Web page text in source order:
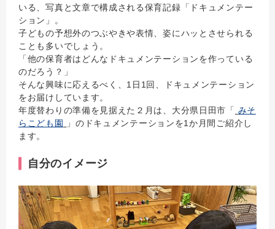
いる、写真と文章で構成される保育記録「ドキュメンテー
ション」。
子どもの予想外のつぶやきや表情、姿にハッとさせられる
ことも多いでしょう。
「他の保育者はどんなドキュメンテーションを作っている
のだろう？」
そんな興味に応えるべく、1日1回、ドキュメンテーション
をお届けしています。
年度替わりの準備を見据えた２月は、大分県日田市「 みそ
らこども園
」のドキュメンテーションを1か月間ご紹介し
ます。
自分のイメージ